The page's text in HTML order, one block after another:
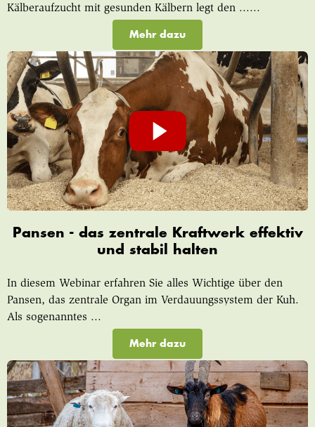
Kälberaufzucht mit gesunden Kälbern legt den ......
Mehr dazu
Pansen - das zentrale Kraftwerk effektiv
und stabil halten
In diesem Webinar erfahren Sie alles Wichtige über den
Pansen, das zentrale Organ im Verdauungssystem der Kuh.
Als sogenanntes ...
Mehr dazu